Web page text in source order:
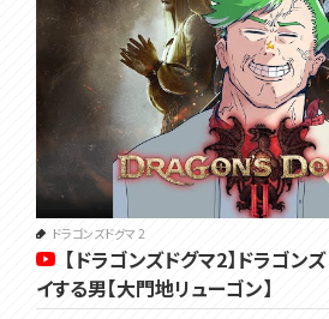
ドラゴンズドグマ 2
【ドラゴンズドグマ2】ドラゴン
イする男【大門地リューゴン】